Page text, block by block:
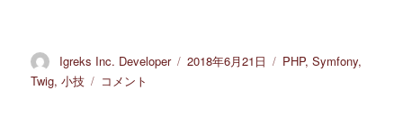
に
投
稿
Igreks Inc. Developer
投
2018年6月21日
カ
PHP,Symfony,
Twig,小技
twig
コメント